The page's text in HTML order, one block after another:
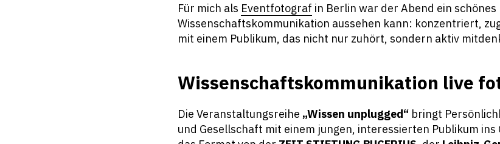
Für mich als Eventfotograf in Berlin war der Abend ein
Wissenschaftskommunikation aussehen kann: konzentriert,
mit einem Publikum, das nicht nur zuhört, sondern aktiv
Wissenschaftskommunikation live
Die Veranstaltungsreihe „Wissen unplugged“ bringt
und Gesellschaft mit einem jungen, interessierten Publikum